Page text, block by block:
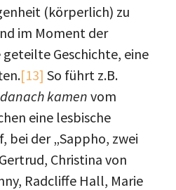
(körperlich) zu
im Moment der
Geschichte, eine
[13] So führt z.B.
kamen vom
eine lesbische
bei der „Sappho, zwei
Christina von
Radcliffe Hall, Marie